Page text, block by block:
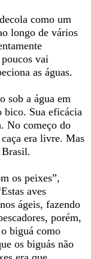
como um
longo de vários
vai
as águas.
sob a água em
bico. Sua eficácia
No começo do
era livre. Mas
os peixes”,
aves
ágeis, fazendo
porém,
biguá como
os biguás não